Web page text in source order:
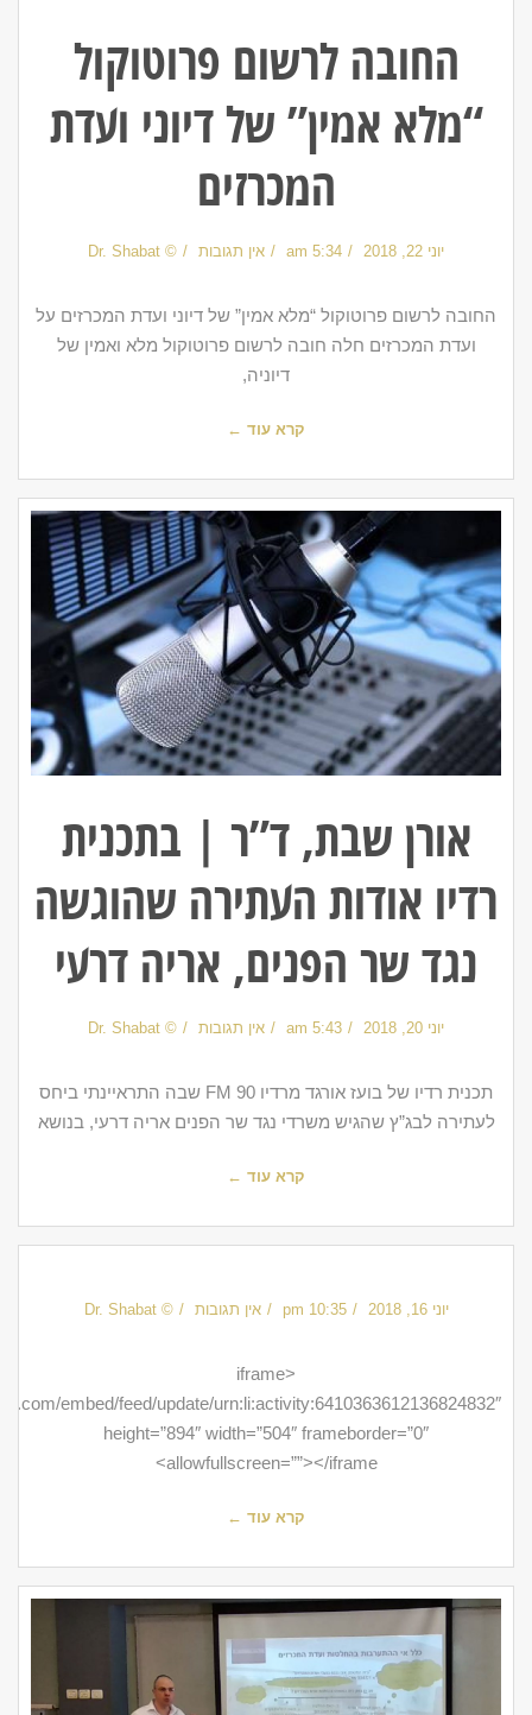
החובה לרשום פרוטוקול
“מלא אמין” של דיוני ועדת
המכרזים
יוני 22, 2018 5:34 am אין תגובות © Dr. Shabat
החובה לרשום פרוטוקול “מלא אמין” של דיוני ועדת המכרזים על
ועדת המכרזים חלה חובה לרשום פרוטוקול מלא ואמין של
דיוניה,
קרא עוד ←
אורן שבת, ד”ר | בתכנית
רדיו אודות העתירה שהוגשה
נגד שר הפנים, אריה דרעי
יוני 20, 2018 5:43 am אין תגובות © Dr. Shabat
תכנית רדיו של בועז אורגד מרדיו 90 FM שבה התראיינתי ביחס
לעתירה לבג”ץ שהגיש משרדי נגד שר הפנים אריה דרעי, בנושא
קרא עוד ←
יוני 16, 2018 10:35 pm אין תגובות © Dr. Shabat
<iframe
embed/feed/update/urn:li:activity:6410363612136824832″
height=”894″ width=”504″ frameborder=”0″
allowfullscreen=””></iframe>
קרא עוד ←